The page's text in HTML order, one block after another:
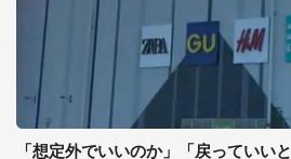
「想定外でいいのか」「戻っていい